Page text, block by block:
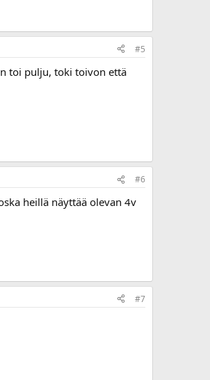
#5
toi pulju, toki toivon että
#6
heillä näyttää olevan 4v
#7